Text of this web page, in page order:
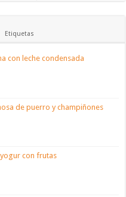
Etiquetas
con leche condensada
de puerro y champiñones
con frutas